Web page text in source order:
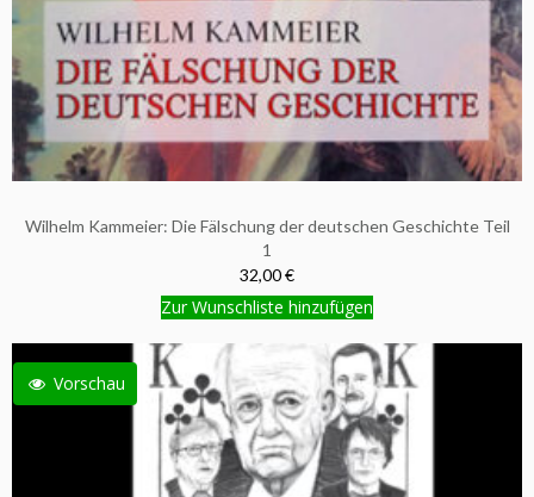
Wilhelm Kammeier: Die Fälschung der deutschen Geschichte Teil
1
32,00 €
Zur Wunschliste hinzufügen
Vorschau